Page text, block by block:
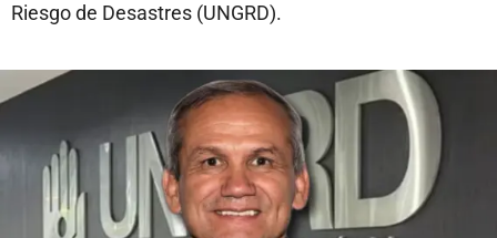
Riesgo de Desastres (UNGRD).